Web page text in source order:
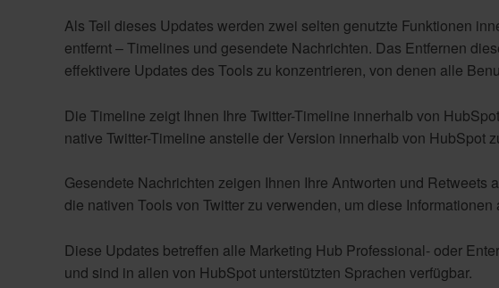
Als Teil dieses Updates werden zwei selten genutzte Funktionen
entfernt – Timelines und gesendete Nachrichten. Das Entfernen
effektivere Updates des Tools zu konzentrieren, von denen alle
Die Timeline zeigt Ihnen Ihre Twitter-Timeline innerhalb von
native Twitter-Timeline anstelle der Version innerhalb von HubSpot
Gesendete Nachrichten zeigen Ihnen Ihre Antworten und Retweets
die nativen Tools von Twitter zu verwenden, um diese
Diese Updates betreffen alle Marketing Hub Professional- oder
und sind in allen von HubSpot unterstützten Sprachen verfügbar.